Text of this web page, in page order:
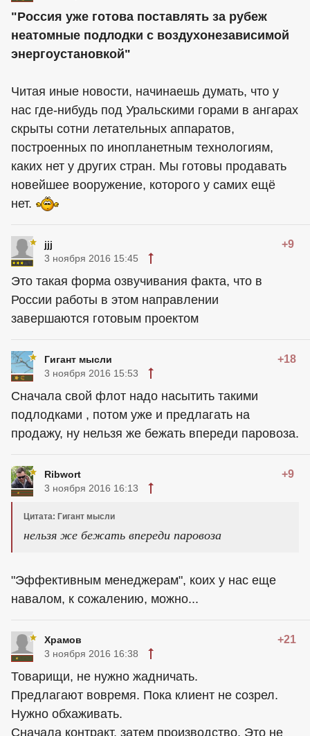
"Россия уже готова поставлять за рубеж
неатомные подлодки с воздухонезависимой
энергоустановкой"
Читая иные новости, начинаешь думать, что у
нас где-нибудь под Уральскими горами в ангарах
скрыты сотни летательных аппаратов,
построенных по инопланетным технологиям,
каких нет у других стран. Мы готовы продавать
новейшее вооружение, которого у самих ещё
нет.
jjj +9
3 ноября 2016 15:45
Это такая форма озвучивания факта, что в
России работы в этом направлении
завершаются готовым проектом
Гигант мысли +18
3 ноября 2016 15:53
Сначала свой флот надо насытить такими
подлодками , потом уже и предлагать на
продажу, ну нельзя же бежать впереди паровоза.
Ribwort +9
3 ноября 2016 16:13
Цитата: Гигант мысли
нельзя же бежать впереди паровоза
"Эффективным менеджерам", коих у нас еще
навалом, к сожалению, можно...
Храмов +21
3 ноября 2016 16:38
Товарищи, не нужно жадничать.
Предлагают вовремя. Пока клиент не созрел.
Нужно обхаживать.
Сначала контракт, затем производство. Это не